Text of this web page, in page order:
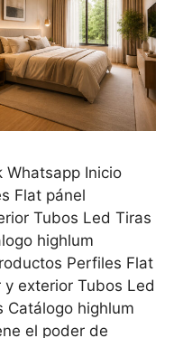
Whatsapp Inicio
Flat pánel
Tubos Led Tiras
highlum
Perfiles Flat
exterior Tubos Led
Catálogo highlum
el poder de